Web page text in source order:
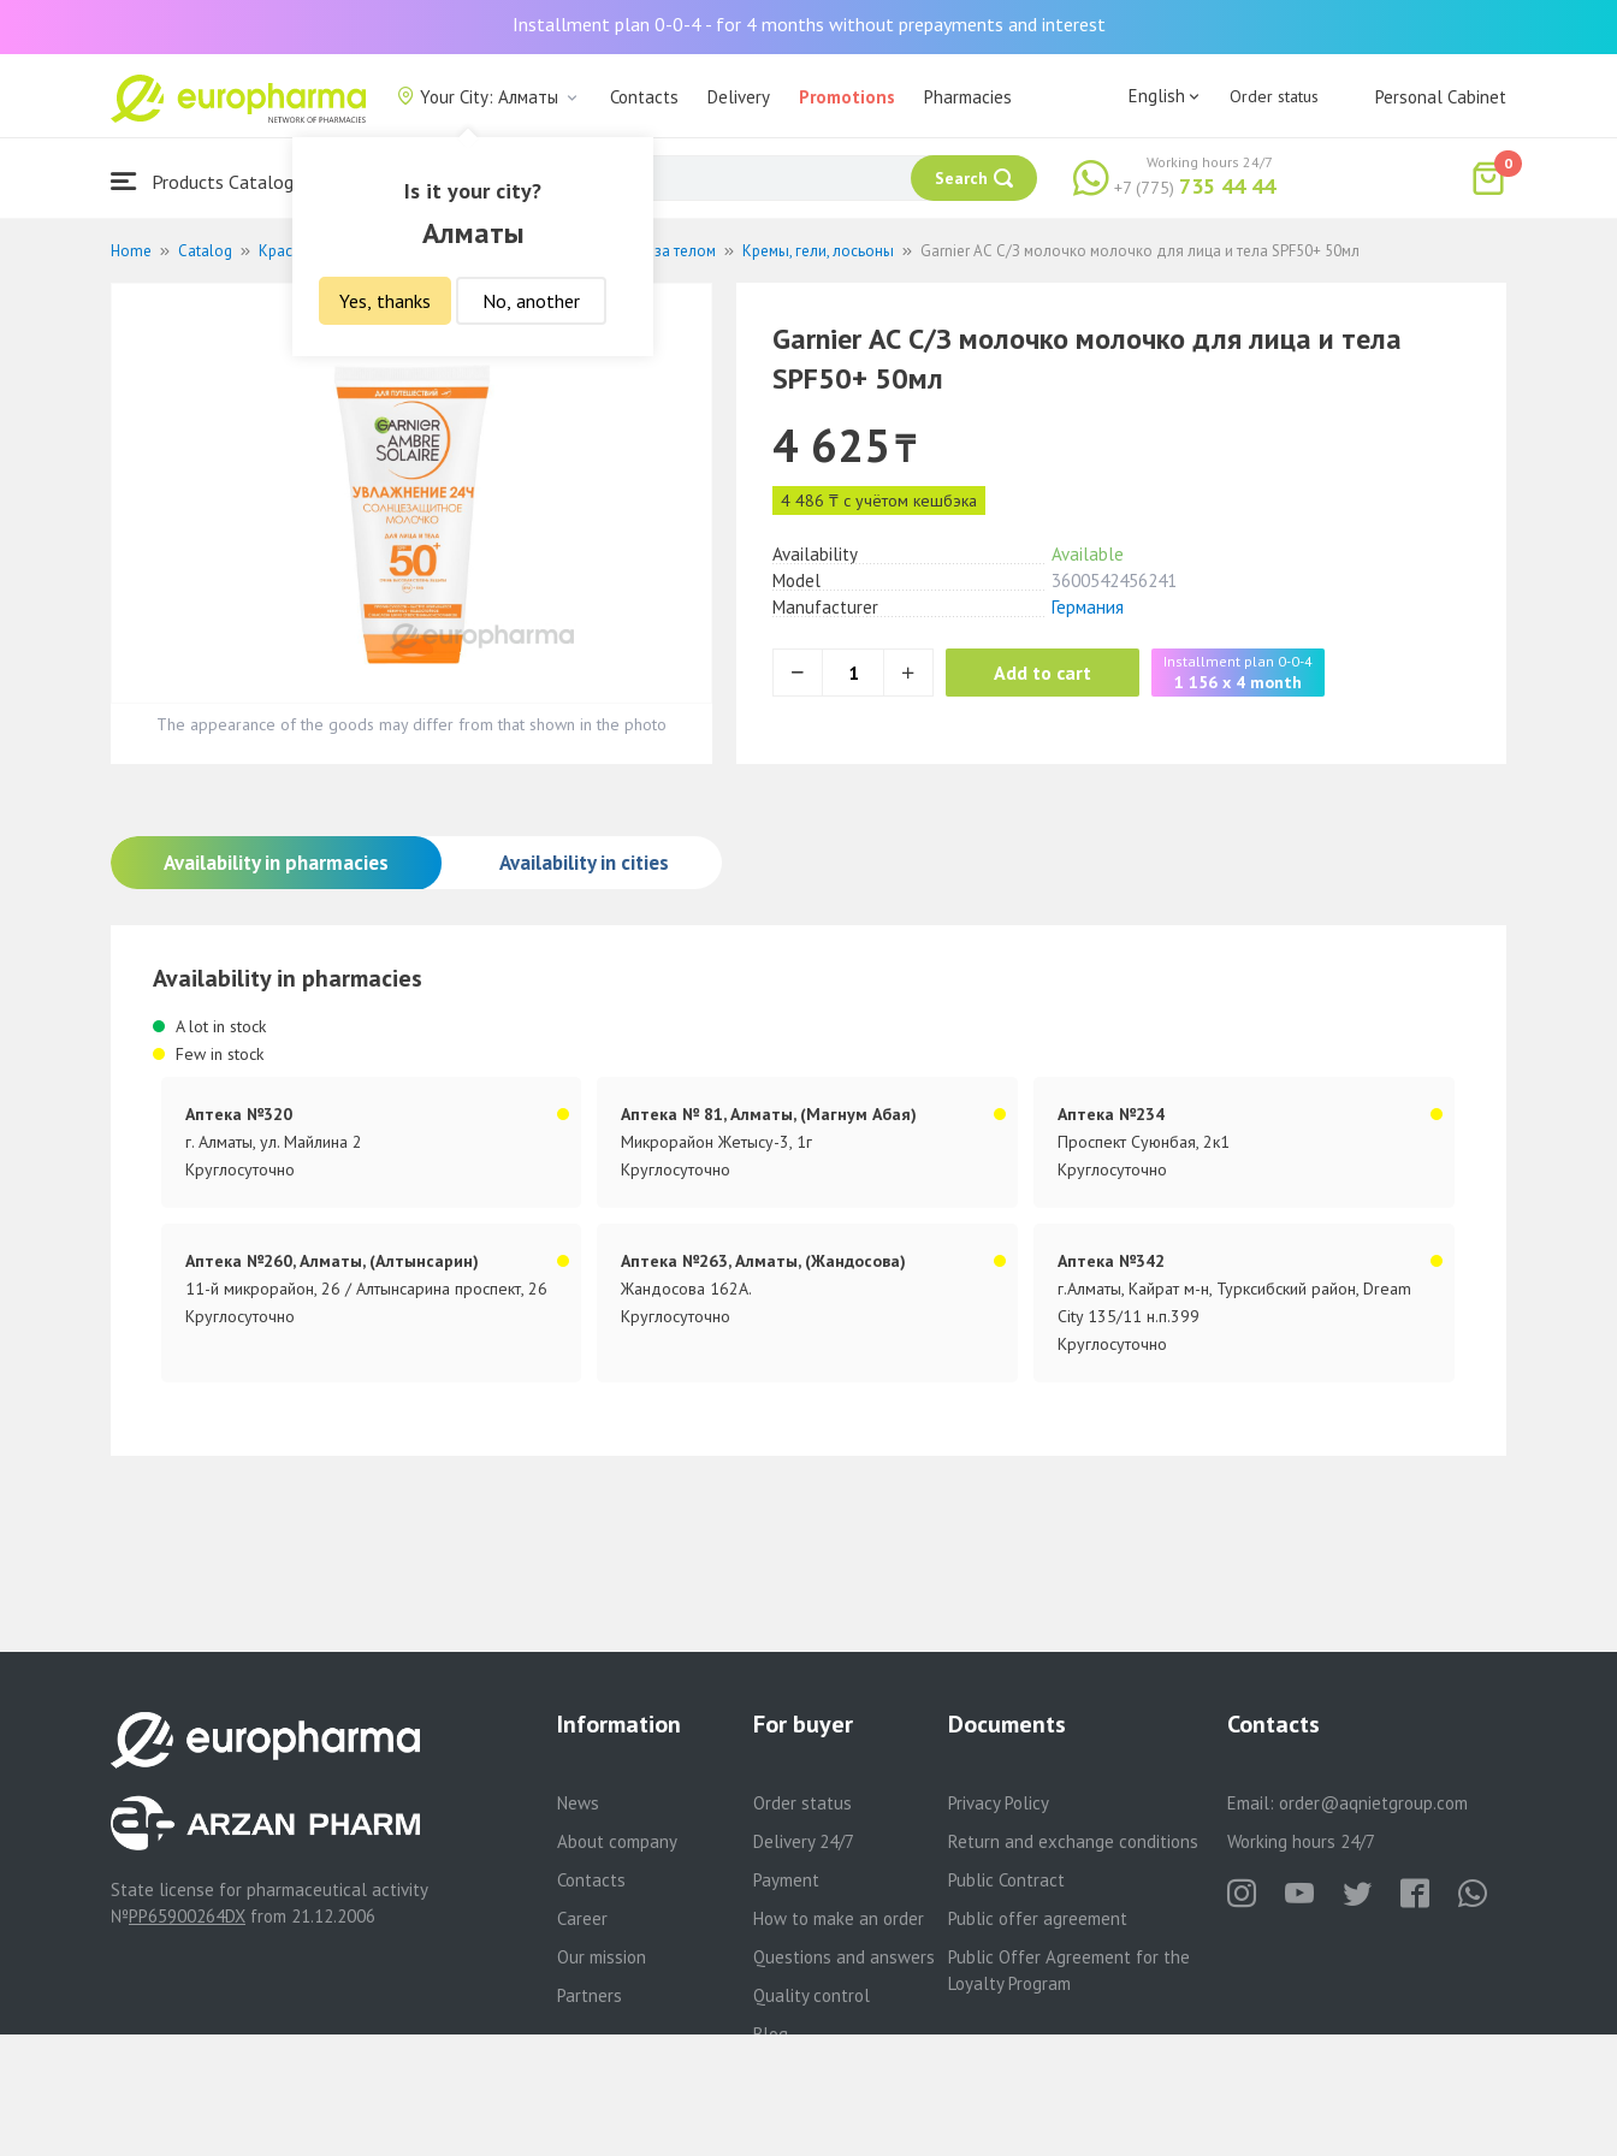
Installment plan 0-0-4 - for 4 months without prepayments and interest
Your City: Алматы
Is it your city?
Алматы
Yes, thanks No, another
Contacts Delivery Promotions Pharmacies
About Us
English Order status Personal Cabinet
Products Catalogue Search +7 (775) 735 44 44
Working hours 24/7 0
Home Catalog Красота и гигиена Основной уход за телом Кремы, гели, лосьоны Garnier АС С/З молочко молочко для лица и тела SPF50+ 50мл
The appearance of the goods may differ from that shown in the photo
Garnier АС С/З молочко молочко для лица и тела
SPF50+ 50мл
4 625₸
4 486 ₸ с учётом кешбэка
Availability
Available
Model
3600542456241
Manufacturer
Германия
Add to cart Installment plan 0-0-4
1 156 x 4 month
Availability in pharmacies Availability in cities
Availability in pharmacies
A lot in stock
Few in stock
Аптека №320
г. Алматы, ул. Майлина 2
Круглосуточно
Аптека № 81, Алматы, (Магнум Абая)
Микрорайон Жетысу-3, 1г
Круглосуточно
Аптека №234
Проспект Суюнбая, 2к1
Круглосуточно
Аптека №260, Алматы, (Алтынсарин)
11-й микрорайон, 26 / Алтынсарина проспект, 26
Круглосуточно
Аптека №263, Алматы, (Жандосова)
Жандосова 162А.
Круглосуточно
Аптека №342
г.Алматы, Кайрат м-н, Турксибский район, Dream
City 135/11 н.п.399
Круглосуточно
State license for pharmaceutical activity
№PP65900264DX from 21.12.2006
Information
News
About company
Contacts
Career
Our mission
Partners
For buyer
Order status
Delivery 24/7
Payment
How to make an order
Questions and answers
Quality control
Blog
Documents
Privacy Policy
Return and exchange conditions
Public Contract
Public offer agreement
Public Offer Agreement for the
Loyalty Program
Contacts
Email: order@aqnietgroup.com
Working hours 24/7